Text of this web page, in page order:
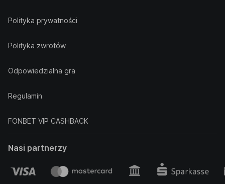
Polityka prywatności
Polityka zwrotów
Odpowiedzialna gra
Regulamin
FONBET VIP CASHBACK
Nasi partnerzy